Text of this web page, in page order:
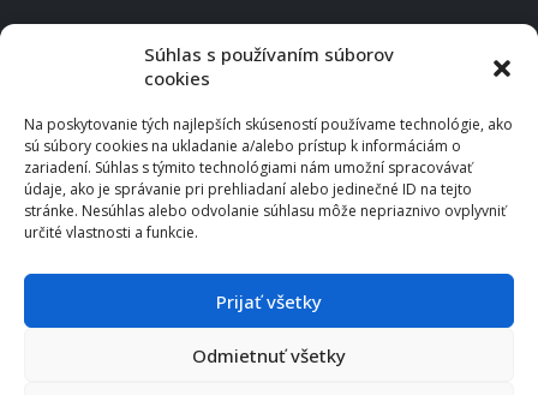
Súhlas s používaním súborov
cookies
Na poskytovanie tých najlepších skúseností používame technológie, ako
sú súbory cookies na ukladanie a/alebo prístup k informáciám o
zariadení. Súhlas s týmito technológiami nám umožní spracovávať
údaje, ako je správanie pri prehliadaní alebo jedinečné ID na tejto
stránke. Nesúhlas alebo odvolanie súhlasu môže nepriaznivo ovplyvniť
určité vlastnosti a funkcie.
Prijať všetky
Odmietnuť všetky
FEVA Slovakia SK s.r.o.
831 04 Bratislava
IČO: 50922688
DIČ: 2120539388
IČ DPH: SK2120539388
Po – Pia: 8:00 – 16:30